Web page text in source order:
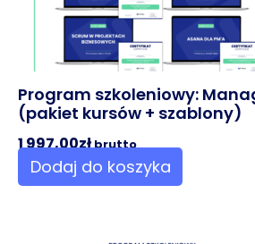
Program szkoleniowy:
(pakiet kursów + szablony)
1 997,00złbrutto
Dodaj do koszyka